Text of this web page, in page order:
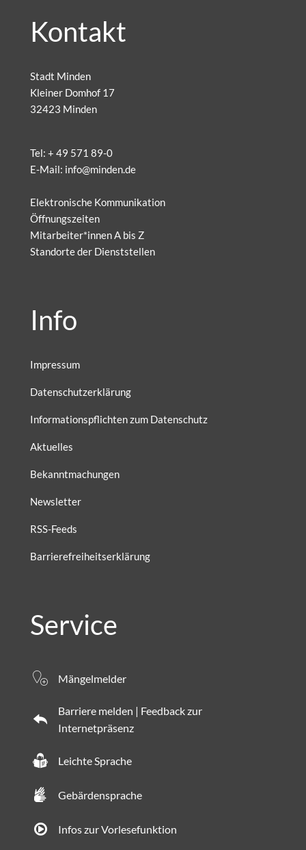
Kontakt
Stadt Minden
Kleiner Domhof 17
32423 Minden
Tel: + 49 571 89-0
E-Mail: info@minden.de
Elektronische Kommunikation
Öffnungszeiten
Mitarbeiter*innen A bis Z
Standorte der Dienststellen
Info
Impressum
Datenschutzerklärung
Informationspflichten zum Datenschutz
Aktuelles
Bekanntmachungen
Newsletter
RSS-Feeds
Barrierefreiheitserklärung
Service
Mängelmelder
Barriere melden | Feedback zur
Internetpräsenz
Leichte Sprache
Gebärdensprache
Infos zur Vorlesefunktion